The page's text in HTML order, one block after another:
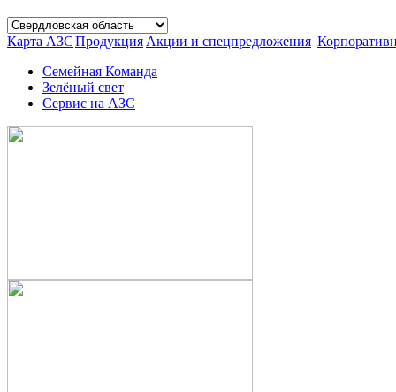
Карта АЗСПродукция Акции и спецпредложения
Семейная Команда
Зелёный свет
Сервис на АЗС